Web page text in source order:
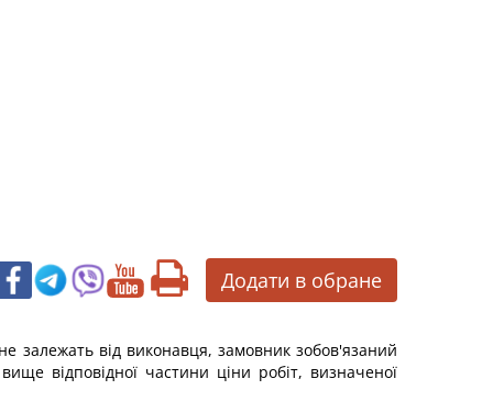
Додати в обране
залежать від виконавця, замовник зобов'язаний
відповідної частини ціни робіт, визначеної